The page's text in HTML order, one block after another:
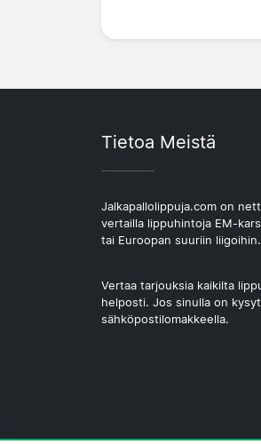
Tietoa Meistä
Jalkapallolippuja.com on
vertailla lippuhintoja EM-
tai Euroopan suuriin liigoihin.
Vertaa tarjouksia kaikilta
helposti. Jos sinulla on
sähköpostilomakkeella.